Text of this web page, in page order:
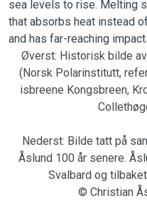
Øverst: Historisk bilde
(Norsk Polarinstitutt,
isbreene Kongsbreen,
Nederst: Bilde tatt på
Åslund 100 år senere.
Svalbard og
© Christian